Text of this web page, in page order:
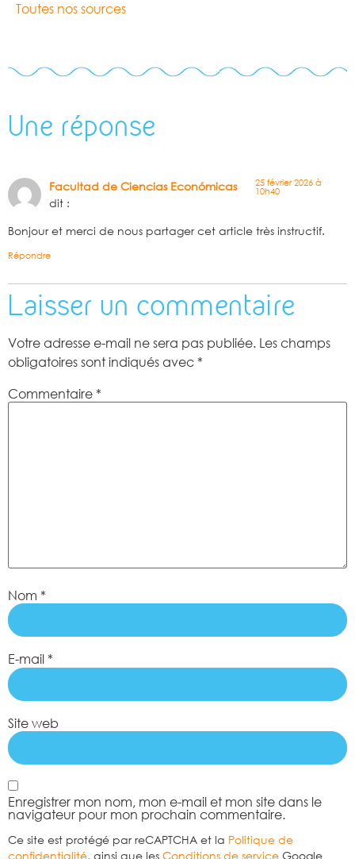
Toutes nos sources
Une réponse
Facultad de Ciencias Económicas
dit :
25 février 2026 à
10h40
Bonjour et merci de nous partager cet article très instructif.
Répondre
Laisser un commentaire
Votre adresse e-mail ne sera pas publiée. Les champs
obligatoires sont indiqués avec *
Commentaire *
Nom *
E-mail *
Site web
Enregistrer mon nom, mon e-mail et mon site dans le
navigateur pour mon prochain commentaire.
Ce site est protégé par reCAPTCHA et la Politique de
confidentialité, ainsi que les Conditions de service Google